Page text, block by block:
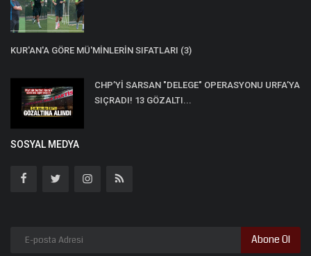
KUR'AN'A GÖRE MÜ'MİNLERİN SIFATLARI (3)
CHP’Yİ SARSAN "DELEGE" OPERASYONU URFA’YA
SIÇRADI! 13 GÖZALTI...
SOSYAL MEDYA
Abone Ol